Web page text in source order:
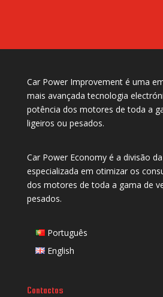
Car Power Improvement é uma
mais avançada tecnologia
potência dos motores de toda a
ligeiros ou pesados.
Car Power Economy é a divisão
especializada em otimizar os
dos motores de toda a gama de
pesados.
Português
English
Contactos